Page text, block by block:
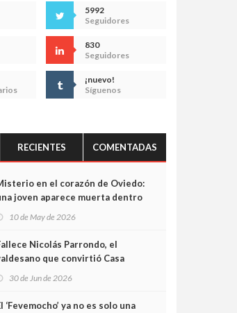
5992
Seguidores
830
Seguidores
¡nuevo!
Síguenos
RECIENTES COMENTADAS
en el corazón de Oviedo:
joven aparece muerta dentro
cámaras captan sus últimos
10 de May de 2026
Nicolás Parrondo, el
que convirtió Casa
30 de Jun de 2026
‘Fevemocho’ ya no es solo una